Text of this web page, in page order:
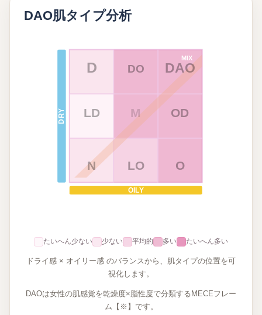
DAO肌タイプ分析
DRY
OILY
MIX
D DO DAO
LD M OD
N LO O
たいへん少ない 少ない 平均的 多い たいへん多い
ドライ感 × オイリー感 のバランスから、肌タイプの位置を可
視化します。
DAOは女性の肌感覚を乾燥度×脂性度で分類するMECEフレー
ム【※】です。